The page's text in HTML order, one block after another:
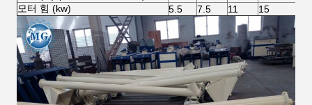
모터 힘 (kw)
5.5 7.5 11 15